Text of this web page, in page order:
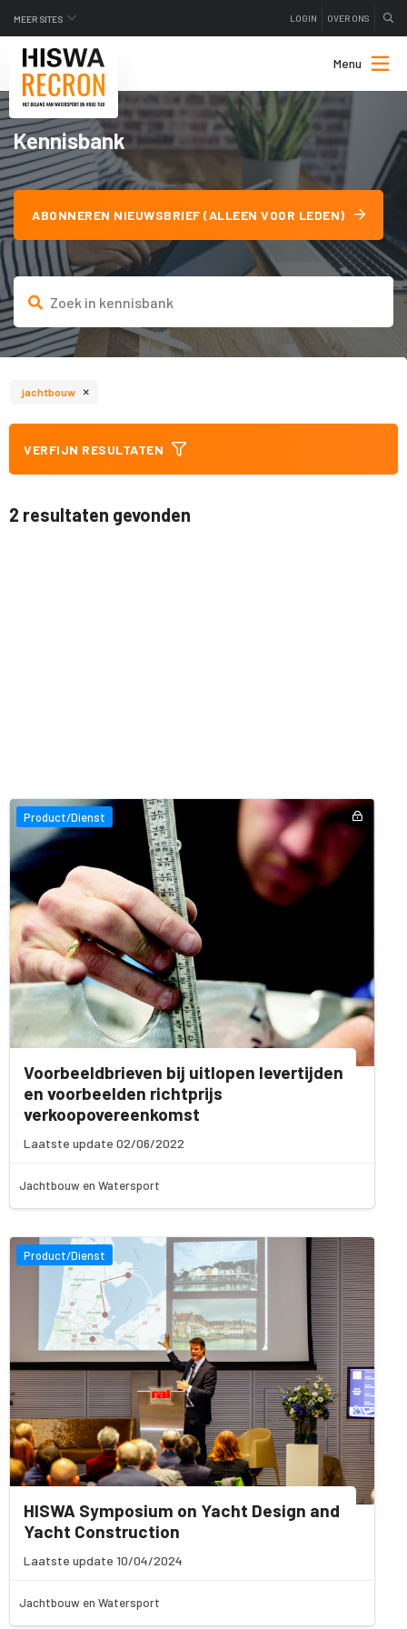
MEER SITES LOGIN OVER ONS
Menu
Kennisbank
ABONNEREN NIEUWSBRIEF (ALLEEN VOOR LEDEN)
jachtbouw ×
VERFIJN RESULTATEN
2 resultaten gevonden
Product/Dienst
Voorbeeldbrieven bij uitlopen levertijden
en voorbeelden richtprijs
verkoopovereenkomst
Laatste update 02/06/2022
Jachtbouw en Watersport
Product/Dienst
HISWA Symposium on Yacht Design and
Yacht Construction
Laatste update 10/04/2024
Jachtbouw en Watersport